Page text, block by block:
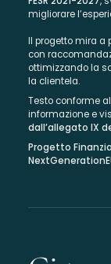
migliorare
Il progetto mira a
con
ottimizzando la
la clientela.
Testo conforme
informazione e
dall’allegato IX
Progetto